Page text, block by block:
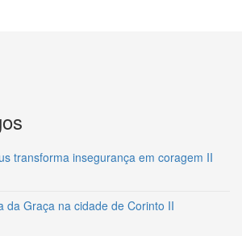
transforma insegurança em coragem II
da Graça na cidade de Corinto II